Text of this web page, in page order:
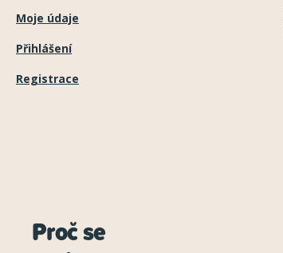
Moje údaje
Přihlášení
Registrace
Proč se